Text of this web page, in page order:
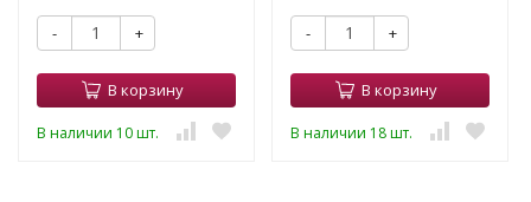
- +
В корзину
В наличии 10 шт.
- +
В корзину
В наличии 18 шт.